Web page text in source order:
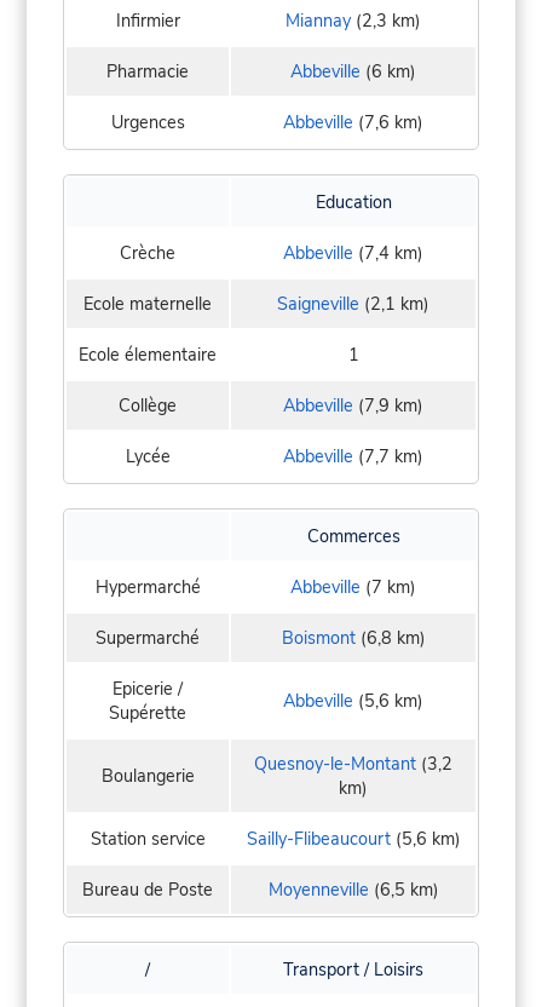
Infirmier Miannay (2,3 km)
Pharmacie Abbeville (6 km)
Urgences Abbeville (7,6 km)
Education
Crèche Abbeville (7,4 km)
Ecole maternelle Saigneville (2,1 km)
Ecole élementaire 1
Collège Abbeville (7,9 km)
Lycée Abbeville (7,7 km)
Commerces
Hypermarché Abbeville (7 km)
Supermarché Boismont(6,8 km)
Epicerie /
Supérette
Abbeville (5,6 km)
Boulangerie Quesnoy-le-Montant (3,2
km)
Station service Sailly-Flibeaucourt(5,6 km)
Bureau de Poste Moyenneville (6,5 km)
/ Transport / Loisirs